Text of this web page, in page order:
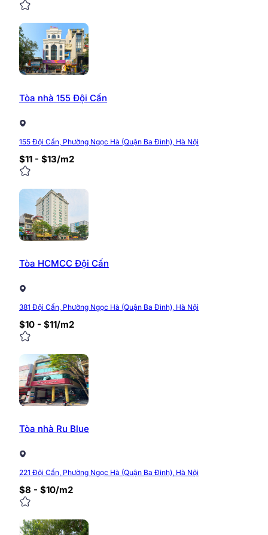
Tòa nhà 155 Đội Cấn
155 Đội Cấn, Phường Ngọc Hà (Quận Ba Đình), Hà Nội
$11 - $13/m2
Tòa HCMCC Đội Cấn
381 Đội Cấn, Phường Ngọc Hà (Quận Ba Đình), Hà Nội
$10 - $11/m2
Tòa nhà Ru Blue
221 Đội Cấn, Phường Ngọc Hà (Quận Ba Đình), Hà Nội
$8 - $10/m2